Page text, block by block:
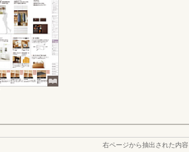
右ページから抽出された内容